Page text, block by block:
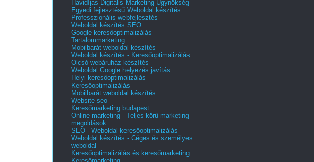
Havidíjas Digitális Marketing Ügynökség
Egyedi fejlesztésű Weboldal készítés
Professzionális webfejlesztés
Weboldal készítés SEO
Google keresőoptimalizálás
Tartalommarketing
Mobilbarát weboldal készítés
Weboldal készítés - Keresőoptimalizálás
Olcsó webáruház készítés
Weboldal Google helyezés javítás
Helyi keresőoptimalizálás
Keresőoptimalizálás
Mobilbarát weboldal készítés
Website seo
Keresőmarketing budapest
Online marketing - Teljes körű marketing
megoldások
SEO - Weboldal keresőoptimalizálás
Weboldal készítés - Céges és személyes
weboldal
Keresőoptimalizálás és keresőmarketing
Keresőmarketing